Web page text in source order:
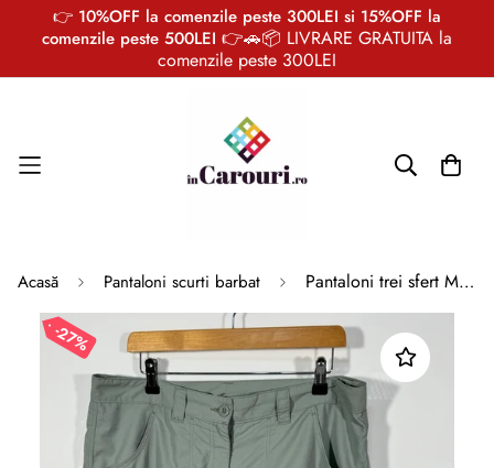
👉 10%OFF la comenzile peste 300LEI si 15%OFF la
comenzile peste 500LEI 👉🚗📦 LIVRARE GRATUITA la
comenzile peste 300LEI
Acasă Pantaloni scurti barbat Pantaloni trei sfert Mammut marimea 44 XL barbat
27%